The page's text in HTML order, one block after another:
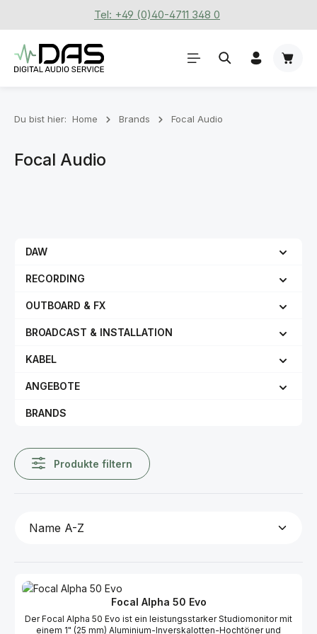
Zum Hauptinhalt springenTel: +49 (0)40-4711 348 0
Du bist hier: Home Brands Focal Audio
Focal Audio
DAW
RECORDING
OUTBOARD & FX
BROADCAST & INSTALLATION
KABEL
ANGEBOTE
BRANDS
Produkte filtern
Focal Alpha 50 Evo
Der Focal Alpha 50 Evo ist ein leistungsstarker Studiomonitor mit
einem 1" (25 mm) Aluminium-Inverskalotten-Hochtöner und